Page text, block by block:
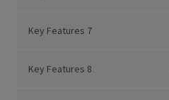
Key Features 7
Key Features 8